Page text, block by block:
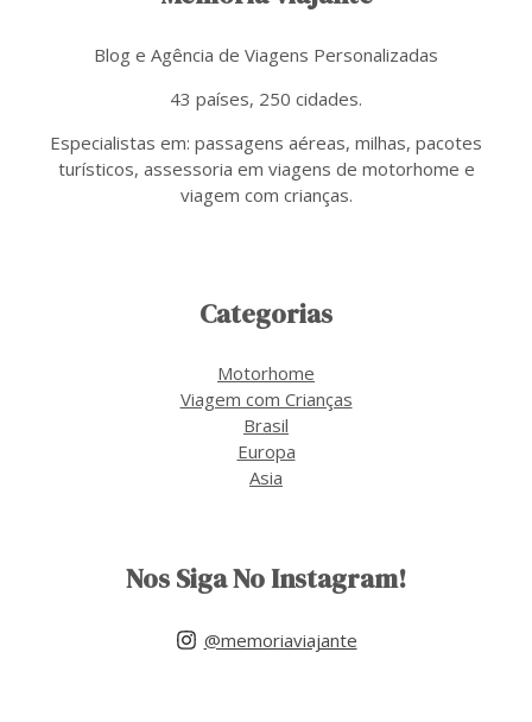
Blog e Agência de Viagens Personalizadas
43 países, 250 cidades.
Especialistas em: passagens aéreas, milhas, pacotes
turísticos, assessoria em viagens de motorhome e
viagem com crianças.
Categorias
Motorhome
Viagem com Crianças
Brasil
Europa
Asia
Nos Siga No Instagram!
@memoriaviajante